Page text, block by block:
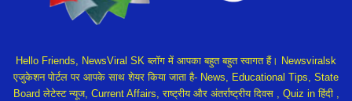
Hello Friends, NewsViral SK ब्लॉग में आपका बहुत बहुत स्वागत हैं। Newsviralsk
एजुकेशन पोर्टल पर आपके साथ शेयर किया जाता है- News, Educational Tips, State
Board लेटेस्ट न्यूज, Current Affairs, राष्ट्रीय और अंतर्राष्ट्रीय दिवस , Quiz in हिंदी ,